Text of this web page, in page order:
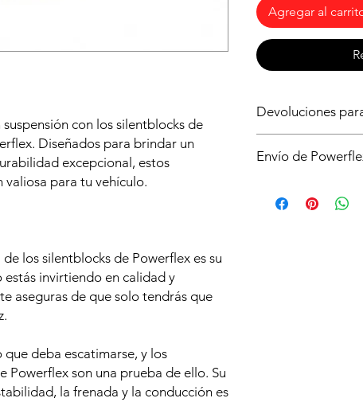
con los silentblocks de
Diseñados para brindar un
excepcional, estos
valiosa para tu vehículo.
los silentblocks de Powerflex es su
invirtiendo en calidad y
aseguras de que solo tendrás que
deba escatimarse, y los
Powerflex son una prueba de ello. Su
la frenada y la conducción es
Agregar al
Devoluciones
para tu vehículo, si
condiciones y
Envío de
de powerflex en